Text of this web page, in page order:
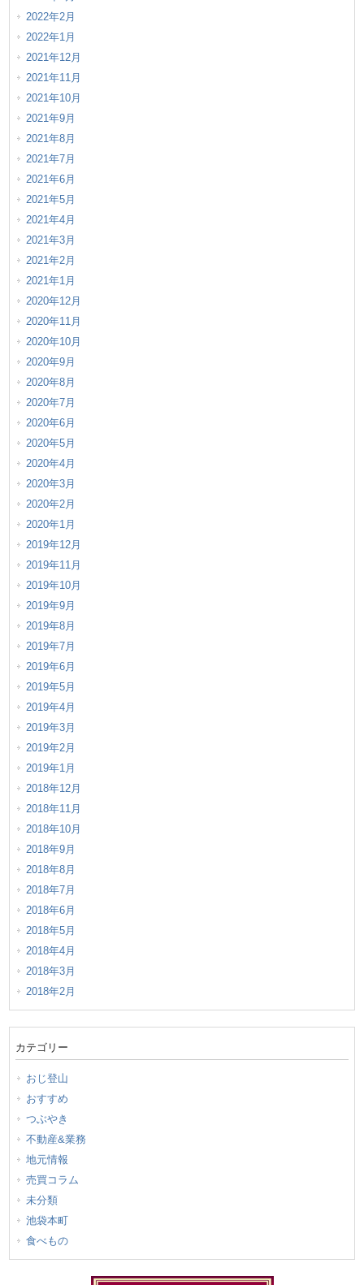
2022年2月
2022年1月
2021年12月
2021年11月
2021年10月
2021年9月
2021年8月
2021年7月
2021年6月
2021年5月
2021年4月
2021年3月
2021年2月
2021年1月
2020年12月
2020年11月
2020年10月
2020年9月
2020年8月
2020年7月
2020年6月
2020年5月
2020年4月
2020年3月
2020年2月
2020年1月
2019年12月
2019年11月
2019年10月
2019年9月
2019年8月
2019年7月
2019年6月
2019年5月
2019年4月
2019年3月
2019年2月
2019年1月
2018年12月
2018年11月
2018年10月
2018年9月
2018年8月
2018年7月
2018年6月
2018年5月
2018年4月
2018年3月
2018年2月
カテゴリー
おじ登山
おすすめ
つぶやき
不動産&業務
地元情報
売買コラム
未分類
池袋本町
食べもの